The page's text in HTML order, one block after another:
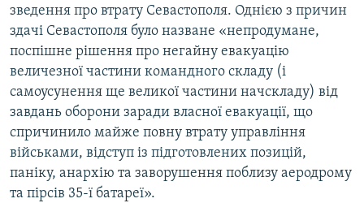
зведення про втрату Севастополя. Однією з причин
здачі Севастополя було назване «непродумане,
поспішне рішення про негайну евакуацію
величезної частини командного складу (і
самоусунення ще великої частини начскладу) від
завдань оборони заради власної евакуації, що
спричинило майже повну втрату управління
військами, відступ із підготовлених позицій,
паніку, анархію та заворушення поблизу аеродрому
та пірсів 35-ї батареї».